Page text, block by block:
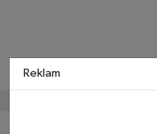
Reklam